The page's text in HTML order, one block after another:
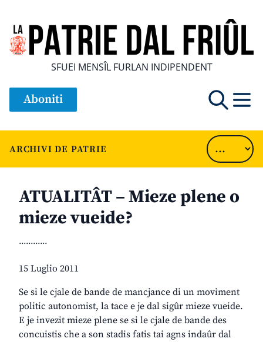
SFUEI MENSÎL FURLAN INDIPENDENT
Aboniti
ARCHIVI DE PATRIE
ATUALITÂT – Mieze plene o
mieze vueide?
............
15 Luglio 2011
Se si le cjale de bande de mancjance di un moviment
politic autonomist, la tace e je dal sigûr mieze vueide.
E je invezit mieze plene se si le cjale de bande des
concuistis che a son stadis fatis tai agns indaûr dal